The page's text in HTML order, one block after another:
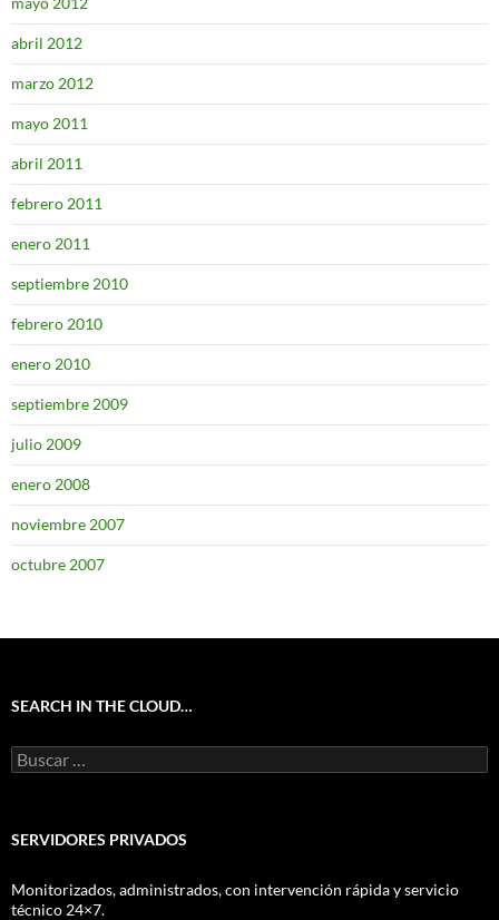
abril 2012
marzo 2012
mayo 2011
abril 2011
febrero 2011
enero 2011
septiembre 2010
febrero 2010
enero 2010
septiembre 2009
julio 2009
enero 2008
noviembre 2007
octubre 2007
SEARCH IN THE CLOUD…
Buscar:
SERVIDORES PRIVADOS
Monitorizados, administrados, con intervención rápida y servicio
técnico 24×7.